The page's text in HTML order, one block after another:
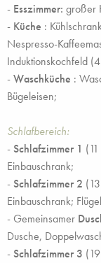
- Esszimmer: großer
- Küche :
Nespresso-
Induktionskochfeld
-Waschküche :
Bügeleisen;
Schlafbereich:
-Schlafzimmer 1
Einbauschrank;
-Schlafzimmer 2
Einbauschrank;
- Gemeinsamer
Dusche,
-Schlafzimmer 3